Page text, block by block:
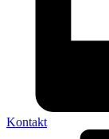
Kontakt